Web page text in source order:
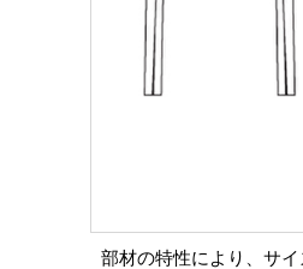
部材の特性により、サ